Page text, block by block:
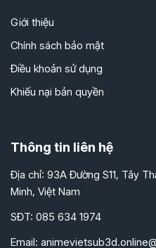
Giới thiệu
Chính sách bảo mật
Điều khoản sử dụng
Khiếu nại bản quyền
Thông tin liên hệ
Địa chỉ: 93A Đường S11, Tây
Minh, Việt Nam
SĐT: 085 634 1974
Email: